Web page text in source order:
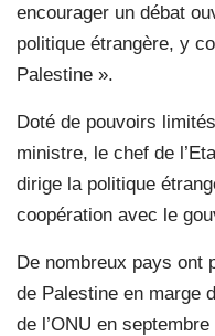
encourager un débat
politique étrangère, y
Palestine ».
Doté de pouvoirs
ministre, le chef de
dirige la politique
coopération avec le
De nombreux pays ont
de Palestine en marge
de l’ONU en